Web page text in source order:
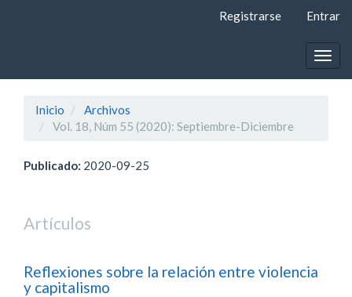
Registrarse Entrar
Inicio
Archivos
Vol. 18, Núm 55 (2020): Septiembre-Diciembre
Publicado: 2020-09-25
Artículos
Reflexiones sobre la relación entre violencia
y capitalismo